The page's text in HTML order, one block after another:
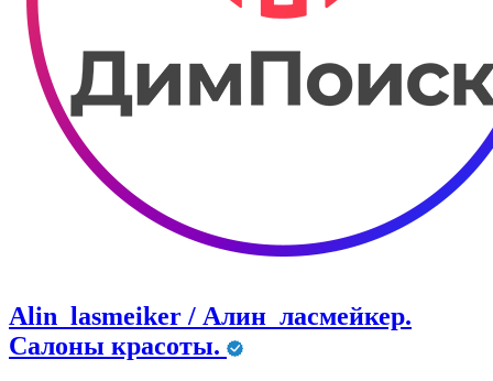
Alin_lasmeiker / Алин_ласмейкер.
Салоны красоты.